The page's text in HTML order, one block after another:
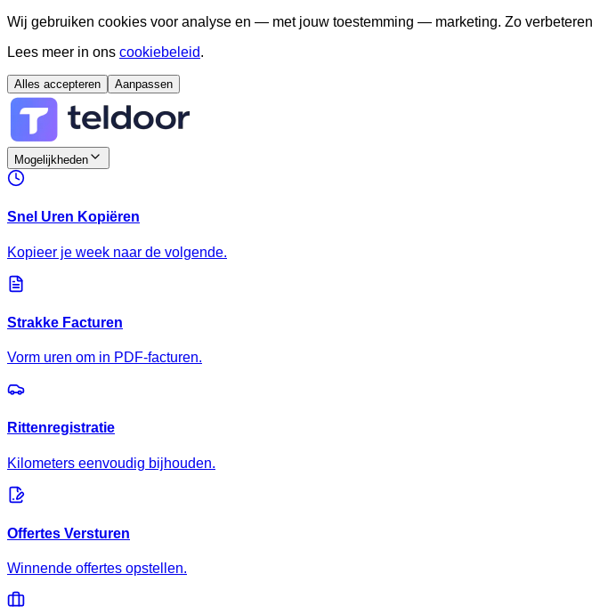
Wij gebruiken cookies voor analyse en — met jouw toestemming — marketing. Zo
Lees meer in ons cookiebeleid.
Alles accepteren Aanpassen
Mogelijkheden
Snel Uren Kopiëren
Kopieer je week naar de volgende.
Strakke Facturen
Vorm uren om in PDF-facturen.
Rittenregistratie
Kilometers eenvoudig bijhouden.
Offertes Versturen
Winnende offertes opstellen.